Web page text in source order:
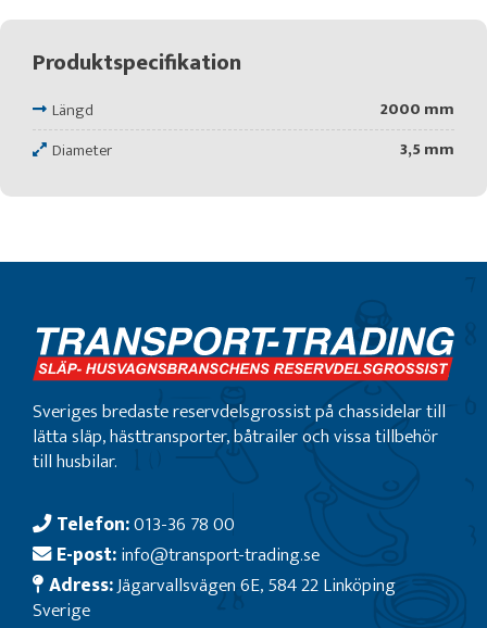
Produktspecifikation
Längd
2000 mm
Diameter
3,5 mm
Sveriges bredaste reservdelsgrossist på chassidelar till
lätta släp, hästtransporter, båtrailer och vissa tillbehör
till husbilar.
Telefon:013-36 78 00
E-post:info@transport-trading.se
Adress:Jägarvallsvägen 6E, 584 22 Linköping
Sverige